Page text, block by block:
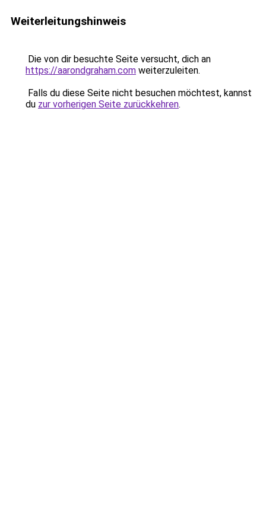
Weiterleitungshinweis
Die von dir besuchte Seite versucht, dich an
https://aarondgraham.com weiterzuleiten.
Falls du diese Seite nicht besuchen möchtest, kannst
du zur vorherigen Seite zurückkehren.